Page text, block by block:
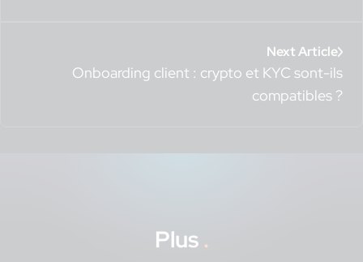
Next Article
Onboarding client : crypto et KYC sont-ils
compatibles ?
Plus .